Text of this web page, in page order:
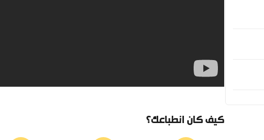
كيف كان انطباعك؟